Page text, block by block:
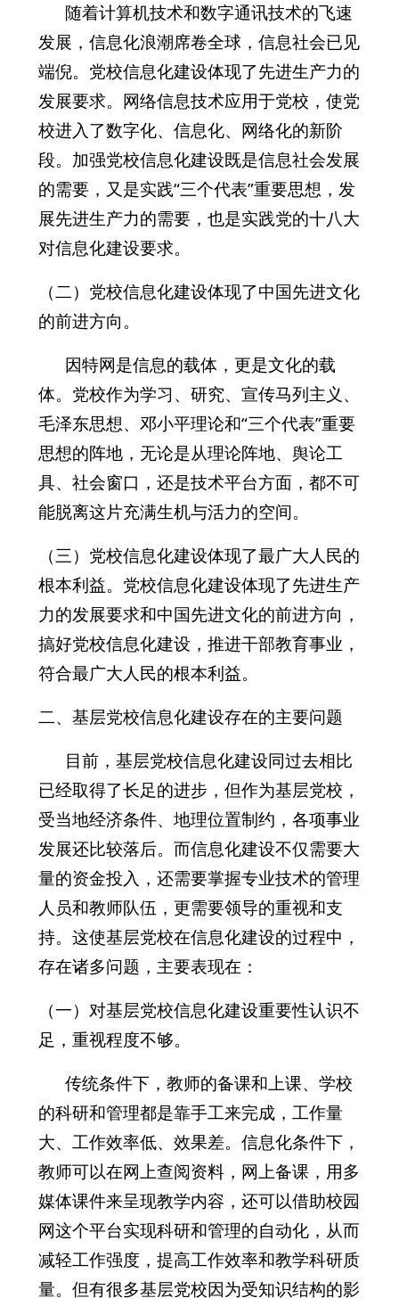
随着计算机技术和数字通讯技术的飞速
发展，信息化浪潮席卷全球，信息社会已见
端倪。党校信息化建设体现了先进生产力的
发展要求。网络信息技术应用于党校，使党
校进入了数字化、信息化、网络化的新阶
段。加强党校信息化建设既是信息社会发展
的需要，又是实践“三个代表”重要思想，发
展先进生产力的需要，也是实践党的十八大
对信息化建设要求。
（二）党校信息化建设体现了中国先进文化
的前进方向。
因特网是信息的载体，更是文化的载
体。党校作为学习、研究、宣传马列主义、
毛泽东思想、邓小平理论和“三个代表”重要
思想的阵地，无论是从理论阵地、舆论工
具、社会窗口，还是技术平台方面，都不可
能脱离这片充满生机与活力的空间。
（三）党校信息化建设体现了最广大人民的
根本利益。党校信息化建设体现了先进生产
力的发展要求和中国先进文化的前进方向，
搞好党校信息化建设，推进干部教育事业，
符合最广大人民的根本利益。
二、基层党校信息化建设存在的主要问题
目前，基层党校信息化建设同过去相比
已经取得了长足的进步，但作为基层党校，
受当地经济条件、地理位置制约，各项事业
发展还比较落后。而信息化建设不仅需要大
量的资金投入，还需要掌握专业技术的管理
人员和教师队伍，更需要领导的重视和支
持。这使基层党校在信息化建设的过程中，
存在诸多问题，主要表现在：
（一）对基层党校信息化建设重要性认识不
足，重视程度不够。
传统条件下，教师的备课和上课、学校
的科研和管理都是靠手工来完成，工作量
大、工作效率低、效果差。信息化条件下，
教师可以在网上查阅资料，网上备课，用多
媒体课件来呈现教学内容，还可以借助校园
网这个平台实现科研和管理的自动化，从而
减轻工作强度，提高工作效率和教学科研质
量。但有很多基层党校因为受知识结构的影